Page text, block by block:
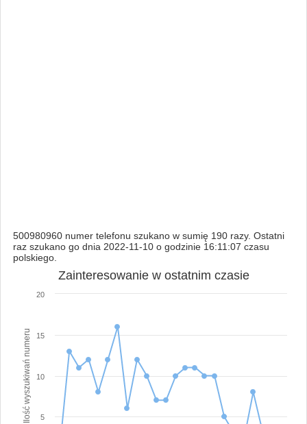
500980960 numer telefonu szukano w sumię 190 razy. Ostatni
raz szukano go dnia 2022-11-10 o godzinie 16:11:07 czasu
polskiego.
Ilość wyszukiwań numeru
Zainteresowanie w ostatnim czasie
5
10
15
20